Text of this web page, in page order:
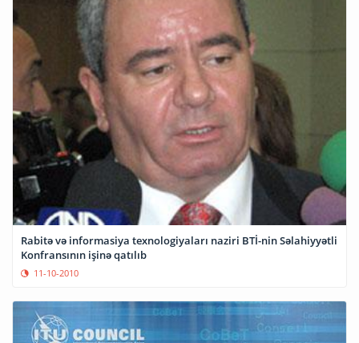
Rabitə və informasiya texnologiyaları naziri BTİ-nin Səlahiyyətli
Konfransının işinə qatılıb
11-10-2010